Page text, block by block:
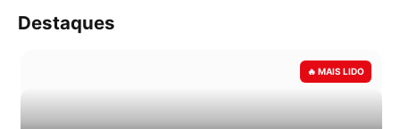
Destaques